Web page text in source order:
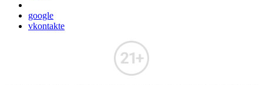
google
vkontakte